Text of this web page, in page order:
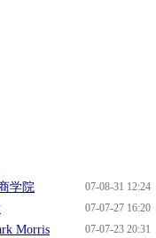
07-08-31 12:24
学院
07-07-27 16:20
07-07-23 20:31
Morris